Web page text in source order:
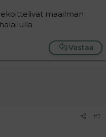
maailman
Vastaa
#2